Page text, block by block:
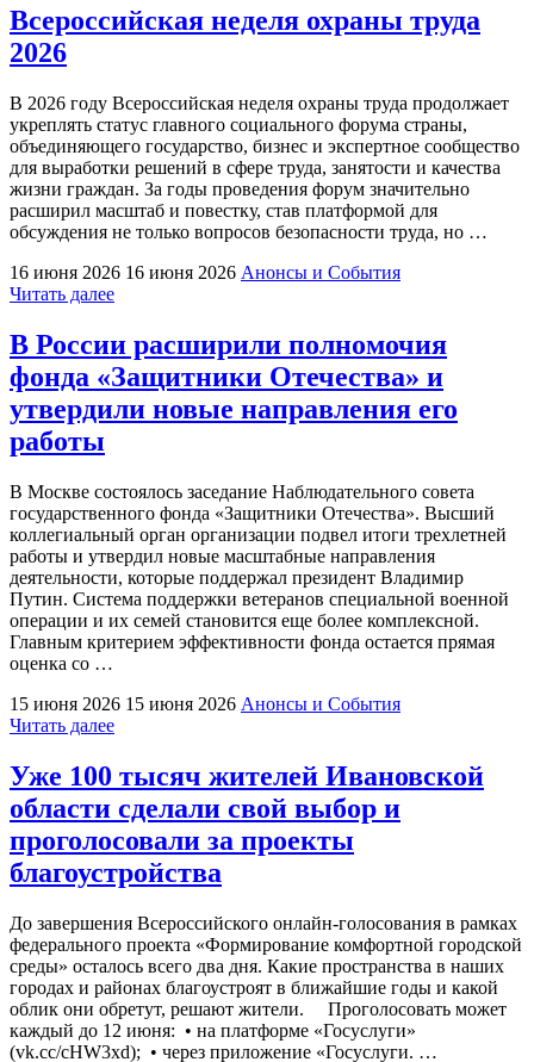
правовой
помощи
защиты
интересов
семьи
в
Ивановской
области"
Всероссийская неделя охраны труда
2026
В 2026 году Всероссийская неделя охраны труда продолжает
укреплять статус главного социального форума страны,
объединяющего государство, бизнес и экспертное сообщество
для выработки решений в сфере труда, занятости и качества
жизни граждан. За годы проведения форум значительно
расширил масштаб и повестку, став платформой для
обсуждения не только вопросов безопасности труда, но …
16 июня 2026 16 июня 2026 Анонсы и События
Читать далее"Всероссийская
труда
2026"
В России расширили полномочия
фонда «Защитники Отечества» и
утвердили новые направления его
работы
В Москве состоялось заседание Наблюдательного совета
государственного фонда «Защитники Отечества». Высший
коллегиальный орган организации подвел итоги трехлетней
работы и утвердил новые масштабные направления
деятельности, которые поддержал президент Владимир
Путин. Система поддержки ветеранов специальной военной
операции и их семей становится еще более комплексной.
Главным критерием эффективности фонда остается прямая
оценка со …
15 июня 2026 15 июня 2026 Анонсы и События
Читать далее"В
полномочия
фонда
Отечества»
и
новые
направления
его
работы"
Уже 100 тысяч жителей Ивановской
области сделали свой выбор и
проголосовали за проекты
благоустройства
До завершения Всероссийского онлайн-голосования в рамках
федерального проекта «Формирование комфортной городской
среды» осталось всего два дня. Какие пространства в наших
городах и районах благоустроят в ближайшие годы и какой
облик они обретут, решают жители. Проголосовать может
каждый до 12 июня: • на платформе «Госуслуги»
(vk.cc/cHW3xd); • через приложение «Госуслуги. …